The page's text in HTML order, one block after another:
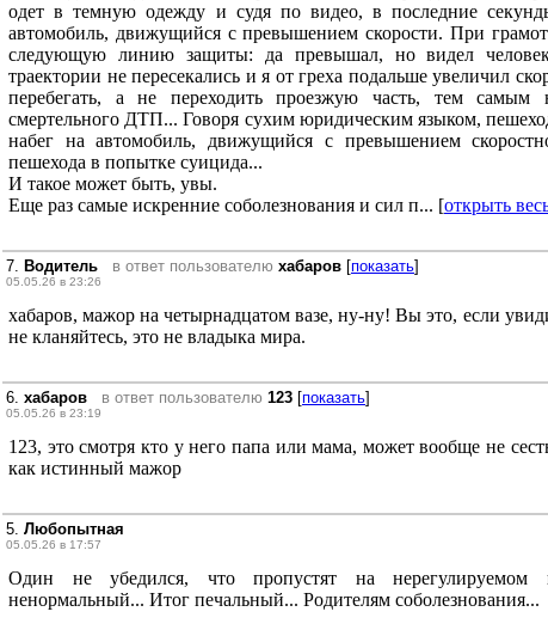
одет в темную одежду и судя по видео, в последние
автомобиль, движущийся с превышением скорости. При
следующую линию защиты: да превышал, но видел
траектории не пересекались и я от греха подальше увеличил
перебегать, а не переходить проезжую часть, тем
смертельного ДТП... Говоря сухим юридическим языком,
набег на автомобиль, движущийся с превышением
пешехода в попытке суицида...
И такое может быть, увы.
Еще раз самые искренние соболезнования и сил п... [открыть
7. Водитель в ответ пользователю хабаров [показать]
05.05.26 в 23:26
хабаров, мажор на четырнадцатом вазе, ну-ну! Вы это, если
не кланяйтесь, это не владыка мира.
6. хабаров в ответ пользователю 123 [показать]
05.05.26 в 23:19
123, это смотря кто у него папа или мама, может вообще не
как истинный мажор
5. Любопытная
05.05.26 в 17:57
Один не убедился, что пропустят на нерегулируемом
ненормальный... Итог печальный... Родителям соболезнования...